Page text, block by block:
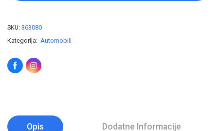
SKU: 363080
Kategorija: Automobili
Opis Dodatne Informacije